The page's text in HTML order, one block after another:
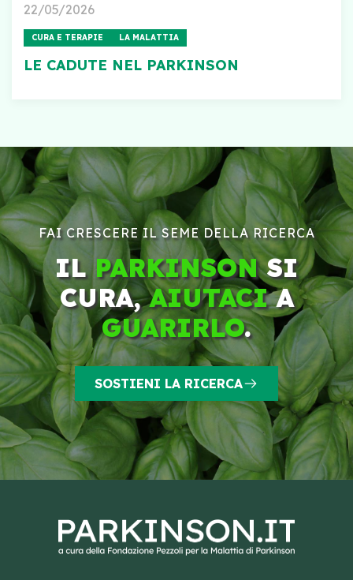
22/05/2026
CURA E TERAPIE LA MALATTIA
LE CADUTE NEL PARKINSON
FAI CRESCERE IL SEME DELLA RICERCA
ILPARKINSONSI
CURA,AIUTACIA
GUARIRLO.
SOSTIENI LA RICERCA